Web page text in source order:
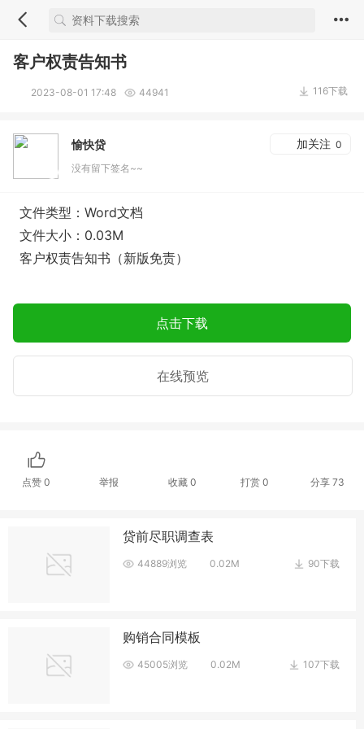
客户权责告知书
2023-08-01 17:48 44941 116下载
愉快贷 加关注 0
没有留下签名~~
文件类型：Word文档
文件大小：0.03M
客户权责告知书（新版免责）
点击下载
在线预览
点赞0 举报 收藏 0 打赏0 分享73
贷前尽职调查表
90下载
44889浏览 0.02M
购销合同模板
107下载
45005浏览 0.02M